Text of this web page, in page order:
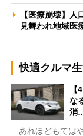
【医療崩壊】
見舞われ地域
快適クルマ
な
消
あれほどもては